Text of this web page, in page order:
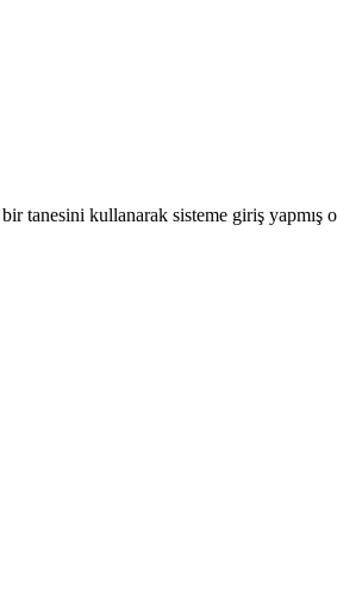
kullanarak sisteme giriş yapmış